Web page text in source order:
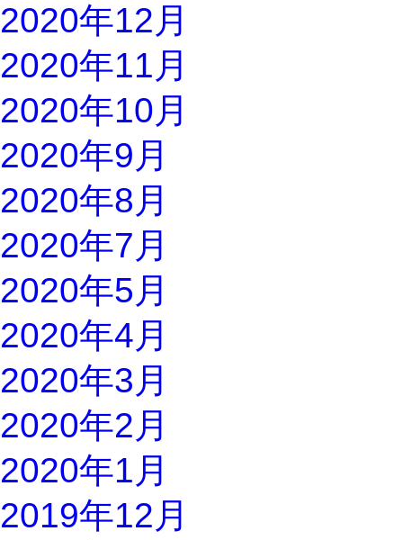
2020年12月
2020年11月
2020年10月
2020年9月
2020年8月
2020年7月
2020年5月
2020年4月
2020年3月
2020年2月
2020年1月
2019年12月